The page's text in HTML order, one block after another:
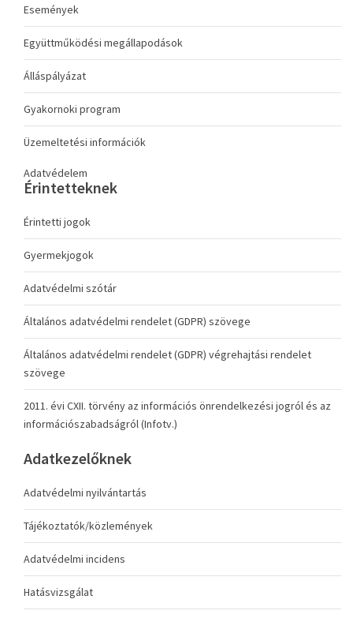
Események
Együttműködési megállapodások
Álláspályázat
Gyakornoki program
Üzemeltetési információk
Adatvédelem
Érintetteknek
Érintetti jogok
Gyermekjogok
Adatvédelmi szótár
Általános adatvédelmi rendelet (GDPR) szövege
Általános adatvédelmi rendelet (GDPR) végrehajtási rendelet
szövege
2011. évi CXII. törvény az információs önrendelkezési jogról és az
információszabadságról (Infotv.)
Adatkezelőknek
Adatvédelmi nyilvántartás
Tájékoztatók/közlemények
Adatvédelmi incidens
Hatásvizsgálat